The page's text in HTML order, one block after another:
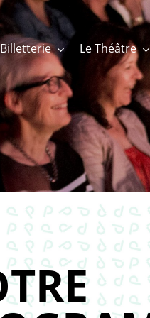
Billetterie Le Théâtre